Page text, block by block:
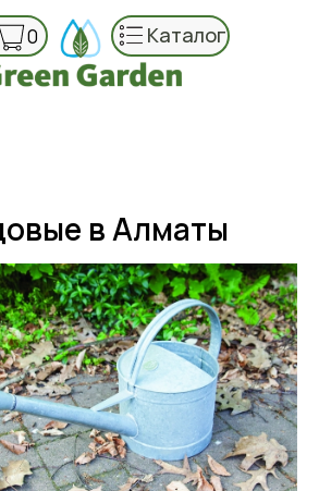
0 Каталог
в Алматы